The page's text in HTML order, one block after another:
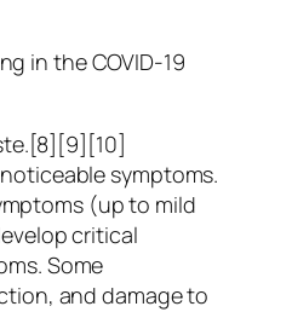
in the COVID-19
symptoms.
(up to mild
critical
Some
and damage to